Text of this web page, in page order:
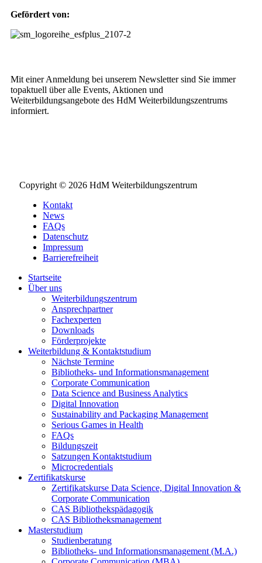
Gefördert von:
Mit einer Anmeldung bei unserem Newsletter sind Sie immer
topaktuell über alle Events, Aktionen und
Weiterbildungsangebote des HdM Weiterbildungszentrums
informiert.
Copyright © 2026 HdM Weiterbildungszentrum
Kontakt
News
FAQs
Datenschutz
Impressum
Barrierefreiheit
Startseite
Über uns
Weiterbildungszentrum
Ansprechpartner
Fachexperten
Downloads
Förderprojekte
Weiterbildung & Kontaktstudium
Nächste Termine
Bibliotheks- und Informationsmanagement
Corporate Communication
Data Science and Business Analytics
Digital Innovation
Sustainability and Packaging Management
Serious Games in Health
FAQs
Bildungszeit
Satzungen Kontaktstudium
Microcredentials
Zertifikatskurse
Zertifikatskurse Data Science, Digital Innovation &
Corporate Communication
CAS Bibliothekspädagogik
CAS Bibliotheksmanagement
Masterstudium
Studienberatung
Bibliotheks- und Informationsmanagement (M.A.)